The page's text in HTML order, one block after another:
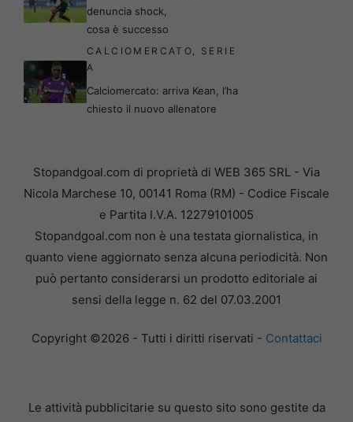
denuncia shock,
cosa è successo
CALCIOMERCATO
SERIE
A
Calciomercato: arriva Kean, l’ha
chiesto il nuovo allenatore
Stopandgoal.com di proprietà di WEB 365 SRL - Via
Nicola Marchese 10, 00141 Roma (RM) - Codice Fiscale
e Partita I.V.A. 12279101005
Stopandgoal.com non è una testata giornalistica, in
quanto viene aggiornato senza alcuna periodicità. Non
può pertanto considerarsi un prodotto editoriale ai
sensi della legge n. 62 del 07.03.2001
Copyright ©2026 - Tutti i diritti riservati - Contattaci
Le attività pubblicitarie su questo sito sono gestite da